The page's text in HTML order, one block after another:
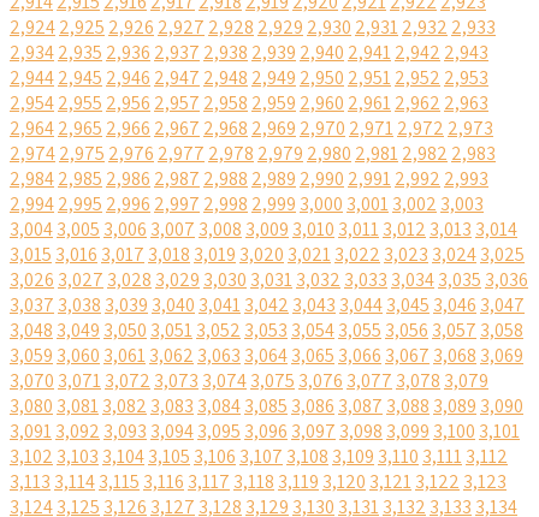
2,9242,925 2,926 2,927 2,928 2,929 2,930 2,9312,932 2,933
2,9342,935 2,936 2,937 2,938 2,939 2,940 2,9412,942 2,943
2,9442,945 2,946 2,947 2,948 2,949 2,950 2,9512,952 2,953
2,9542,955 2,956 2,957 2,958 2,959 2,960 2,9612,962 2,963
2,9642,965 2,966 2,967 2,968 2,969 2,970 2,9712,972 2,973
2,9742,975 2,976 2,977 2,978 2,979 2,980 2,9812,982 2,983
2,9842,985 2,986 2,987 2,988 2,989 2,990 2,9912,992 2,993
2,9942,995 2,996 2,997 2,998 2,999 3,000 3,0013,002 3,003
3,0043,005 3,006 3,007 3,008 3,009 3,010 3,0113,012 3,013 3,014
3,015 3,016 3,017 3,018 3,019 3,020 3,0213,022 3,023 3,0243,025
3,026 3,027 3,028 3,029 3,030 3,0313,032 3,033 3,0343,035 3,036
3,037 3,038 3,039 3,040 3,0413,042 3,043 3,0443,045 3,046 3,047
3,048 3,049 3,050 3,0513,052 3,053 3,0543,055 3,056 3,057 3,058
3,059 3,060 3,0613,062 3,063 3,0643,065 3,066 3,067 3,068 3,069
3,070 3,0713,072 3,073 3,0743,075 3,076 3,077 3,078 3,079
3,080 3,0813,082 3,083 3,0843,085 3,086 3,087 3,088 3,089 3,090
3,0913,092 3,093 3,0943,095 3,096 3,097 3,098 3,099 3,100 3,101
3,102 3,103 3,1043,105 3,106 3,107 3,108 3,109 3,110 3,1113,112
3,113 3,1143,115 3,116 3,117 3,118 3,119 3,120 3,1213,122 3,123
3,1243,125 3,126 3,127 3,128 3,129 3,130 3,1313,132 3,133 3,134